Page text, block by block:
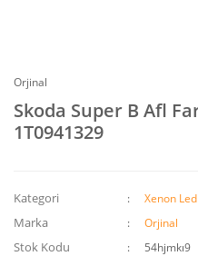
Orjinal
Skoda Super B Afl
1T0941329
Kategori Xenon
Marka Orjinal
Stok Kodu 54hjmkı9